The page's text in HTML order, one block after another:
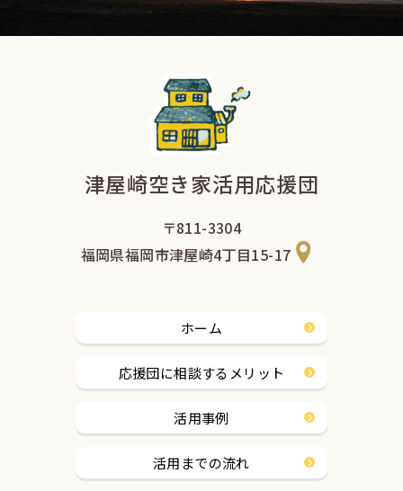
津屋崎空き家活用応援団
〒811-3304
福岡県福岡市津屋崎4丁目15-17
ホーム
応援団に相談するメリット
活用事例
活用までの流れ